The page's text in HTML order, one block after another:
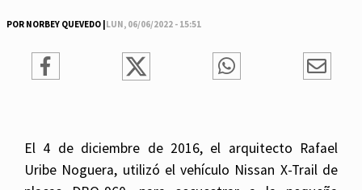
POR NORBEY QUEVEDO | LUN, 06/06/2022 - 15:51
El 4 de diciembre de 2016, el arquitecto Rafael
Uribe Noguera, utilizó el vehículo Nissan X-Trail de